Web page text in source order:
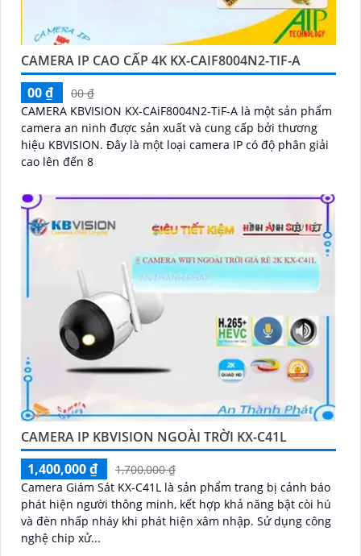
CAMERA IP CAO CẤP 4K KX-CAIF8004N2-TIF-A
00 ₫
00 ₫
CAMERA KBVISION KX-CAiF8004N2-TiF-A là một sản phẩm
camera an ninh được sản xuất và cung cấp bởi thương
hiệu KBVISION. Đây là một loại camera IP có độ phân giải
cao lên đến 8
CAMERA IP KBVISION NGOÀI TRỜI KX-C41L
1,400,000 ₫
1,700,000 ₫
Camera Giám Sát KX-C41L là sản phẩm trang bị cảnh báo
phát hiện người thông minh, kết hợp khả năng bật còi hú
và đèn nhấp nháy khi phát hiện xâm nhập. Sử dụng công
nghệ chip xử...